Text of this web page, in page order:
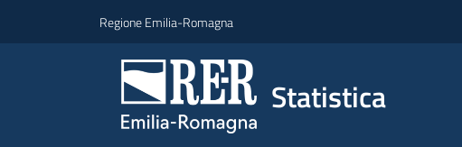
Regione Emilia-Romagna
Statistica